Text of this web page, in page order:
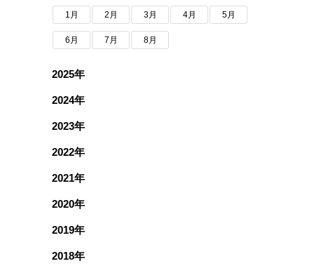
1月 2月 3月 4月 5月
6月 7月 8月
2025年
2024年
2023年
2022年
2021年
2020年
2019年
2018年